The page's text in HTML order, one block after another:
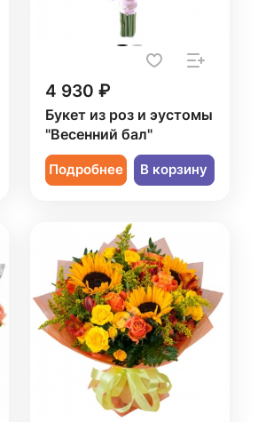
4 930 ₽
Букет из роз и эустомы
"Весенний бал"
Подробнее В корзину